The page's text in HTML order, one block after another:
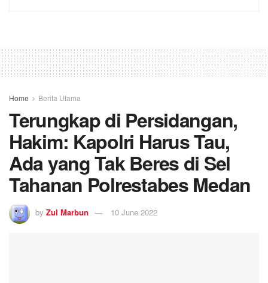
Home Berita Utama
Terungkap di Persidangan,
Hakim: Kapolri Harus Tau,
Ada yang Tak Beres di Sel
Tahanan Polrestabes Medan
by Zul Marbun 10 June 2022